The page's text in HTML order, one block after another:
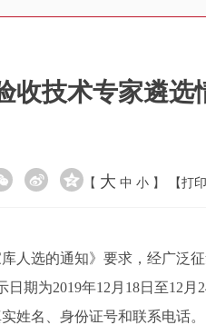
收技术专家遴选
【 大 中 小 】 【打印
人选的通知》要求，经广泛
期为2019年12月18日至12月
名、身份证号和联系电话。